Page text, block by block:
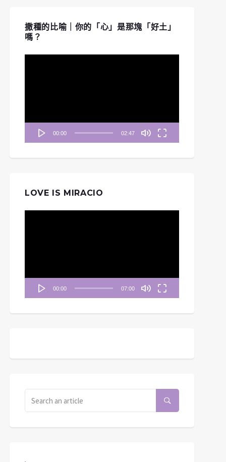
撒種的比喻｜你的「心」是那塊「好土」
嗎？
00:00 02:47
LOVE IS MIRACIO
00:00 07:00